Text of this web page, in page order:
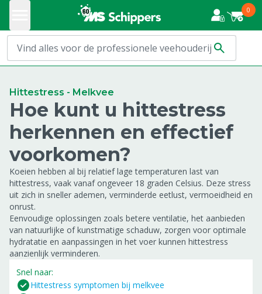
0
Hittestress - Melkvee
Hoe kunt u hittestress
herkennen en effectief
voorkomen?
Koeien hebben al bij relatief lage temperaturen last van
hittestress, vaak vanaf ongeveer 18 graden Celsius. Deze stress
uit zich in sneller ademen, verminderde eetlust, vermoeidheid en
onrust.
Eenvoudige oplossingen zoals betere ventilatie, het aanbieden
van natuurlijke of kunstmatige schaduw, zorgen voor optimale
hydratatie en aanpassingen in het voer kunnen hittestress
aanzienlijk verminderen.
Snel naar:
Hittestress symptomen bij melkvee